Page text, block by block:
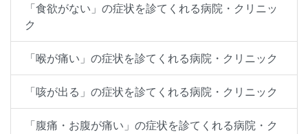
「食欲がない」の症状を診てくれる病院・クリニッ
ク
「喉が痛い」の症状を診てくれる病院・クリニック
「咳が出る」の症状を診てくれる病院・クリニック
「腹痛・お腹が痛い」の症状を診てくれる病院・ク